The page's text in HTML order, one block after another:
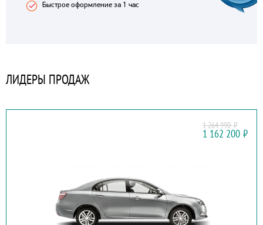
Быстрое оформление за 1 час
ЛИДЕРЫ ПРОДАЖ
1 264 990₽
1 162 200 ₽